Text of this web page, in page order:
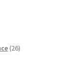
26izdelkov